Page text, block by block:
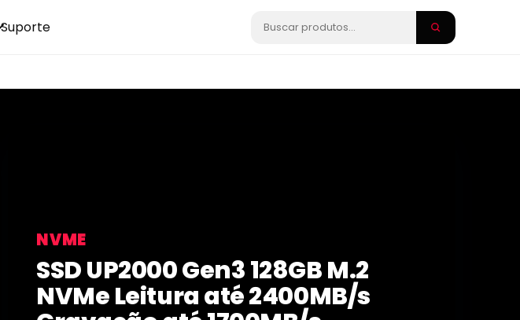
Suporte
NVME
SSD UP2000 Gen3 128GB M.2
NVMe Leitura até 2400MB/s